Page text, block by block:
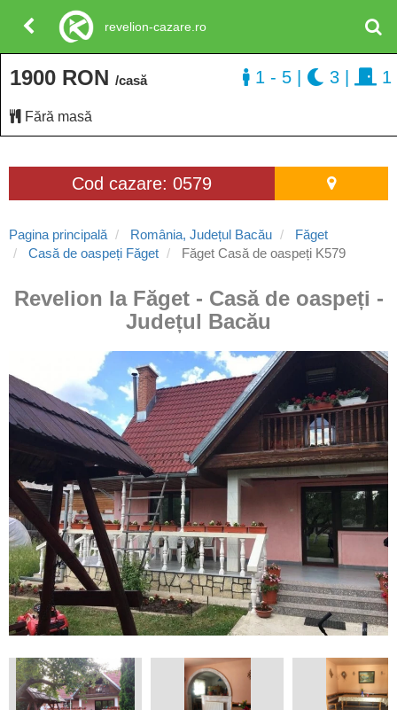
Cod cazare: 0579
Pagina principală România, Județul Bacău
Făget
Casă de oaspeți Făget
Făget Casă de oaspeți K579
Revelion la Făget - Casă de oaspeți -
Județul Bacău
1900 RON /casă
Fără masă
1 - 5 3 1
revelion-cazare.ro